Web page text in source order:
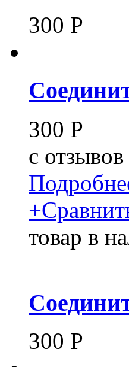
300 Р
300 Р
c отзывов
+
товар в
300 Р